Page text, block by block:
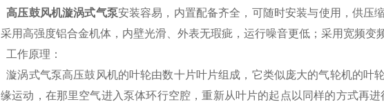
高压鼓风机漩涡式气泵安装容易，内置配备齐全，可随时安装与使用，供压
采用高强度铝合金机体，内壁光滑、外表无瑕疵，运行噪音更低；采用宽频变
工作原理：
漩涡式气泵高压鼓风机的叶轮由数十片叶片组成，它类似庞大的气轮机的叶
缘运动，在那里空气进入泵体环行空腔，重新从叶片的起点以同样的方式再